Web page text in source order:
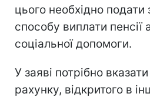
цього необхідно подати
способу виплати пенсії
соціальної допомоги.
У заяві потрібно
рахунку, відкритого в